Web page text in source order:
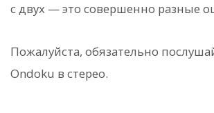
с двух — это совершенно разные
Пожалуйста, обязательно
Ondoku в стерео.